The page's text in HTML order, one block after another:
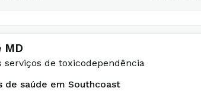
MD
serviços de toxicodependência
de saúde em Southcoast